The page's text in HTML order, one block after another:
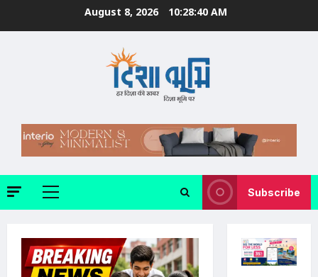
August 8, 2026 10:28:42 AM
Primary
Subscribe